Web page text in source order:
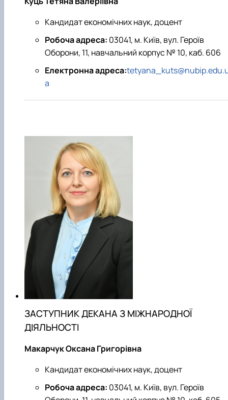
Кандидат економічних наук, доцент
Робоча адреса: 03041, м. Київ, вул. Героїв
Оборони, 11, навчальний корпус № 10, каб. 606
Електронна адреса:
a
ЗАСТУПНИК ДЕКАНА З МІЖНАРОДНОЇ
ДІЯЛЬНОСТІ
Макарчук Оксана Григорівна
Кандидат економічних наук, доцент
Робоча адреса: 03041, м. Київ, вул. Героїв